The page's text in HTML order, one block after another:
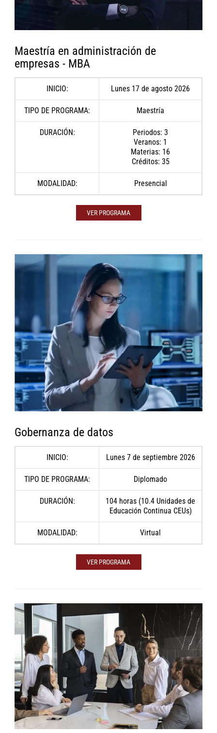
Maestría en administración de
empresas - MBA
INICIO: Lunes 17 de agosto 2026
TIPO DE PROGRAMA: Maestría
DURACIÓN:
Periodos: 3
Veranos: 1
Materias: 16
Créditos: 35
MODALIDAD: Presencial
VER PROGRAMA
Gobernanza de datos
INICIO: Lunes 7 de septiembre 2026
TIPO DE PROGRAMA: Diplomado
DURACIÓN:
104 horas (10.4 Unidades de
Educación Continua CEUs)
MODALIDAD: Virtual
VER PROGRAMA